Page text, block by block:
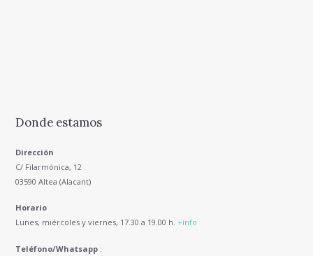
Donde estamos
Dirección
C/ Filarmónica, 12
03590 Altea (Alacant)
Horario
Lunes, miércoles y viernes, 17.30 a 19.00 h. +info
Teléfono/Whatsapp :